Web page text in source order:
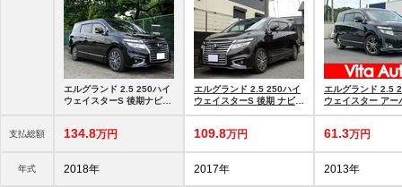
支払総額
年式
エルグランド 2.5 250ハイ
ウェイスターS 後期ナビTV
134.8万円
2018年
エルグランド 2.5 250ハイ
ウェイスターS 後期 ナビ
109.8万円
2017年
エルグランド 2.5
ウェイスター アー
ラ
61.3万円
2013年